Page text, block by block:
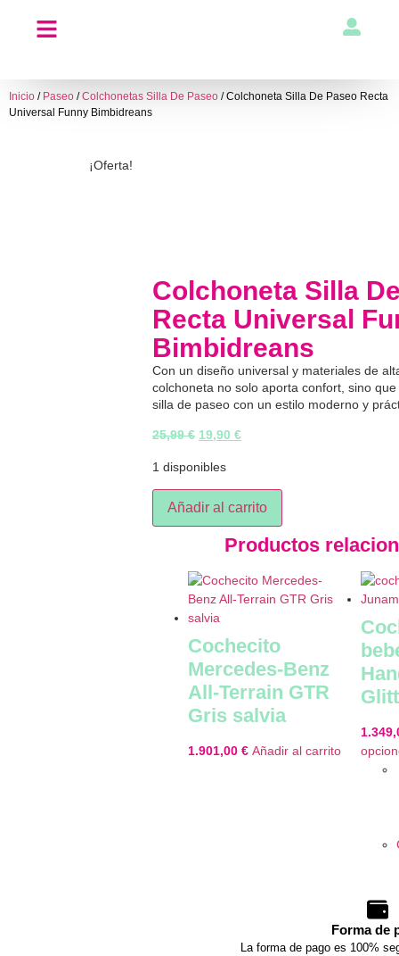
Inicio / Paseo /Colchonetas Silla De Paseo / Colchoneta Silla De Paseo Recta
Universal Funny Bimbidreans
¡Oferta!
Colchoneta Silla
Recta Universal
Bimbidreans
Con un diseño universal y materiales de
colchoneta no solo aporta confort, sino
silla de paseo con un estilo moderno y
25,99€ 19,90 €
1 disponibles
Añadir al carrito
Productos
Cochecito
Mercedes-Benz
All-Terrain GTR
Gris salvia
1.901,00 € Añadir al carrito
Forma de
La forma de pago es 100%